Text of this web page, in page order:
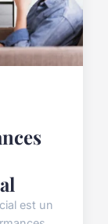
est un